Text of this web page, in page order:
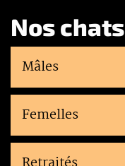
Nos chats
Mâles
Femelles